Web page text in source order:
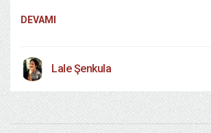
DEVAMI
Lale Şenkula